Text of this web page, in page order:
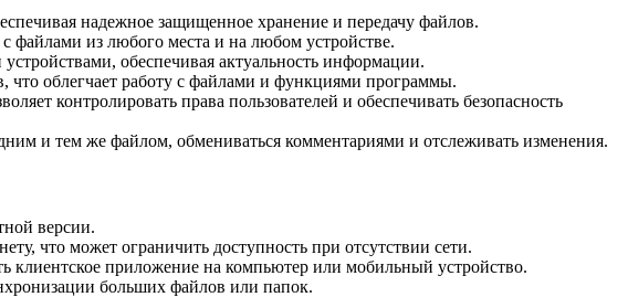
надежное защищенное хранение и передачу файлов.
файлами из любого места и на любом устройстве.
обеспечивая актуальность информации.
что облегчает работу с файлами и функциями программы.
контролировать права пользователей и обеспечивать безопасность
и тем же файлом, обмениваться комментариями и отслеживать изменения.
версии.
что может ограничить доступность при отсутствии сети.
клиентское приложение на компьютер или мобильный устройство.
больших файлов или папок.